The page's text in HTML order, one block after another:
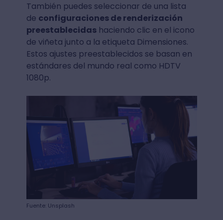
También puedes seleccionar de una lista
de configuraciones de renderización
preestablecidashaciendo clic en el icono
de viñeta junto a la etiqueta Dimensiones.
Estos ajustes preestablecidos se basan en
estándares del mundo real como HDTV
1080p.
Fuente: Unsplash